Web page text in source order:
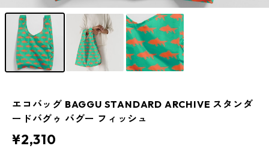
エコバッグ BAGGU STANDARD ARCHIVE スタンダ
ードバグゥ バグー フィッシュ
¥2,310